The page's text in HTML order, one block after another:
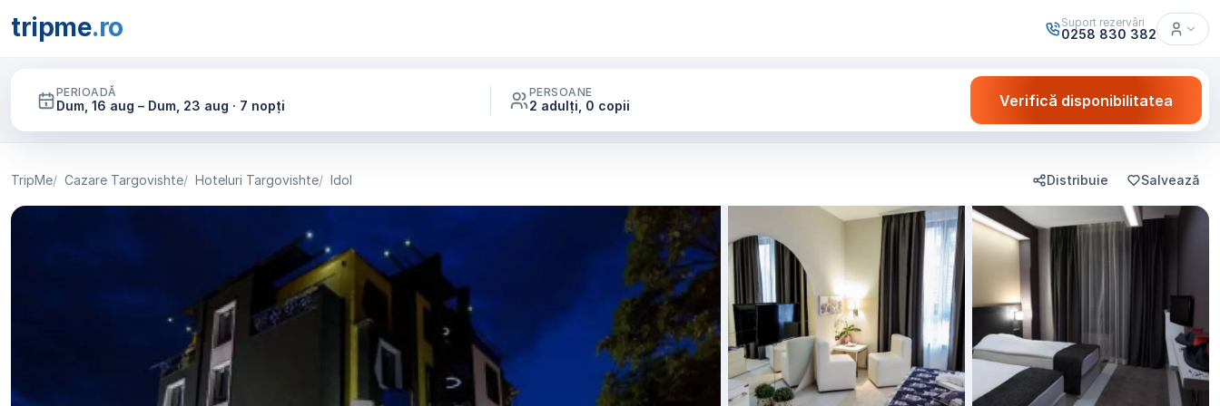
tripme.ro Suport rezervări
0258 830 382
PERIOADĂ
Dum, 16 aug – Dum, 23 aug · 7 nopți
PERSOANE
2 adulți, 0 copii Verifică disponibilitatea
TripMe Cazare Targovishte Hoteluri Targovishte Idol Distribuie Salvează